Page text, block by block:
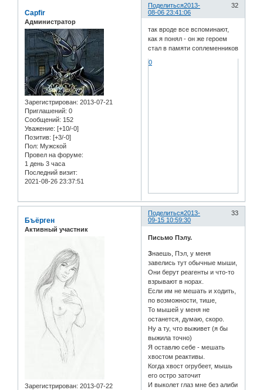
Поделиться 32
2013-
08-06 23:41:06
Capfir
Администратор
Зарегистрирован: 2013-07-21
Приглашений: 0
Сообщений: 152
Уважение: [+10/-0]
Позитив: [+3/-0]
Пол: Мужской
Провел на форуме:
1 день 3 часа
Последний визит:
2021-08-26 23:37:51
так вроде все вспоминают,
как я понял - он же героем
стал в памяти соплеменников
0
Поделиться 33
2013-
09-15 10:59:30
Бъёрген
Активный участник
Зарегистрирован: 2013-07-22
Письмо Пэлу.
Знаешь, Пэл, у меня
завелись тут обычные мыши,
Они берут реагенты и что-то
взрывают в норах.
Если им не мешать и ходить,
по возможности, тише,
То мышей у меня не
останется, думаю, скоро.
Ну а ту, что выживет (я бы
выжила точно)
Я оставлю себе - мешать
хвостом реактивы.
Когда хвост огрубеет, мышь
его остро заточит
И выколет глаз мне без алиби